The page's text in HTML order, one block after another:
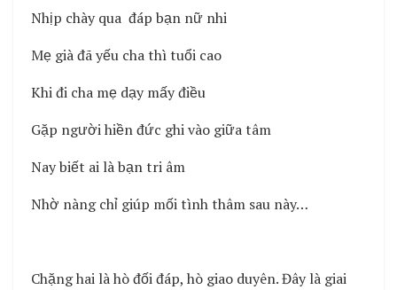
Nhịp chày qua đáp bạn nữ nhi
Mẹ già đã yếu cha thì tuổi cao
Khi đi cha mẹ dạy mấy điều
Gặp người hiền đức ghi vào giữa tâm
Nay biết ai là bạn tri âm
Nhờ nàng chỉ giúp mối tình thâm sau này…
Chặng hai là hò đối đáp, hò giao duyên. Đây là giai